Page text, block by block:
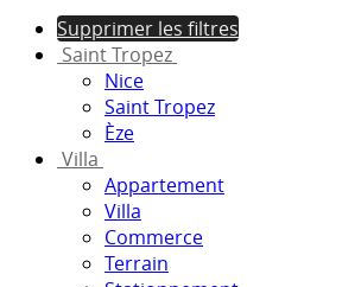
Supprimer les filtres
Saint Tropez
Nice
Saint Tropez
Èze
Villa
Appartement
Villa
Commerce
Terrain